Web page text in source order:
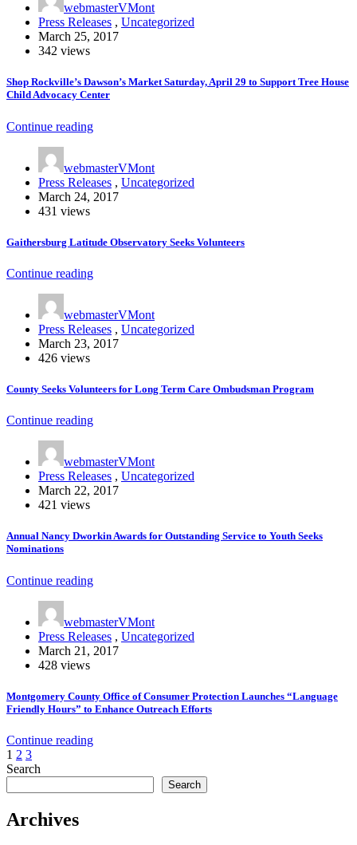
webmasterVMont
Press Releases , Uncategorized
March 25, 2017
342 views
Shop Rockville’s Dawson’s Market Saturday, April 29 to Support Tree House
Child Advocacy Center
Continue reading
webmasterVMont
Press Releases , Uncategorized
March 24, 2017
431 views
Gaithersburg Latitude Observatory Seeks Volunteers
Continue reading
webmasterVMont
Press Releases , Uncategorized
March 23, 2017
426 views
County Seeks Volunteers for Long Term Care Ombudsman Program
Continue reading
webmasterVMont
Press Releases , Uncategorized
March 22, 2017
421 views
Annual Nancy Dworkin Awards for Outstanding Service to Youth Seeks
Nominations
Continue reading
webmasterVMont
Press Releases , Uncategorized
March 21, 2017
428 views
Montgomery County Office of Consumer Protection Launches “Language
Friendly Hours” to Enhance Outreach Efforts
Continue reading
Posts
pagination
1 2 3
Search
Search
Archives